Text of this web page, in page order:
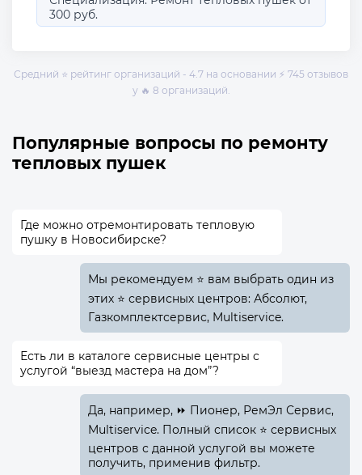
300 руб.
Средний ⭐ рейтинг организаций - 4.7 на основании ⚡ 745 отзывов
у 🔥 8 организаций.
Популярные вопросы по ремонту
тепловых пушек
Где можно отремонтировать тепловую
пушку в Новосибирске?
Мы рекомендуем ⭐ вам выбрать один из
этих ⭐ сервисных центров: Абсолют,
Газкомплектсервис, Multiservice.
Есть ли в каталоге сервисные центры с
услугой “выезд мастера на дом”?
Да, например, ⏩ Пионер, РемЭл Сервис,
Multiservice. Полный список ⭐ сервисных
центров с данной услугой вы можете
получить, применив фильтр.